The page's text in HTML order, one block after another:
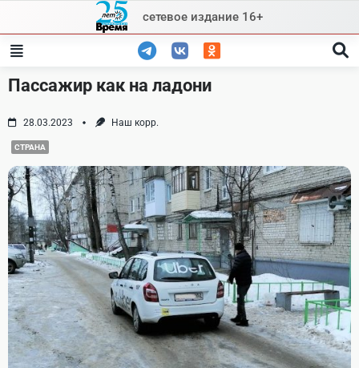
content
сетевое издание 16+
Пассажир как на ладони
28.03.2023 Наш корр.
СТРАНА